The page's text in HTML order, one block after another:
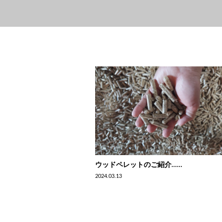
ウッドペレットのご紹介……
2024.03.13